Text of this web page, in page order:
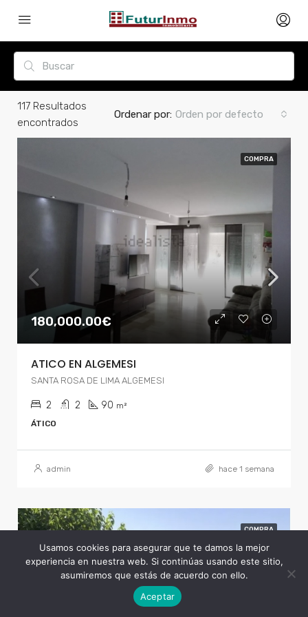
117 Resultados
encontrados
Ordenar por: Orden por defecto
COMPRA
180,000.00€
ATICO EN ALGEMESI
SANTA ROSA DE LIMA ALGEMESI
2 2 90 m²
ÁTICO
admin hace 1 semana
COMPRA
Usamos cookies para asegurar que te damos la mejor
experiencia en nuestra web. Si continúas usando este sitio,
asumiremos que estás de acuerdo con ello.
Aceptar